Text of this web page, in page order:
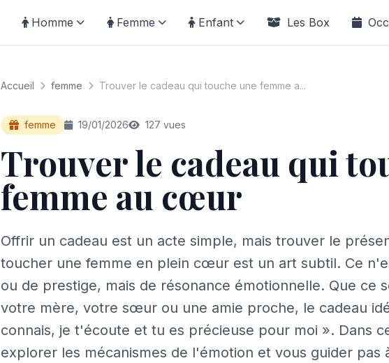
Homme Femme Enfant Les Box
Accueil femme Trouver le cadeau qui touche une femme a...
femme 19/01/2026 127 vues
Trouver le cadeau qui
femme au cœur
Offrir un cadeau est un acte simple, mais trouver le
toucher une femme en plein cœur est un art subtil. Ce
ou de prestige, mais de résonance émotionnelle. Que ce
votre mère, votre sœur ou une amie proche, le cadeau
connais, je t'écoute et tu es précieuse pour moi ». Dans
explorer les mécanismes de l'émotion et vous guider pas